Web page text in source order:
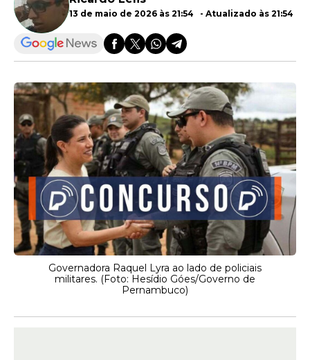
13 de maio de 2026 às 21:54 - Atualizado às 21:54
Governadora Raquel Lyra ao lado de policiais
militares. (Foto: Hesídio Góes/Governo de
Pernambuco)